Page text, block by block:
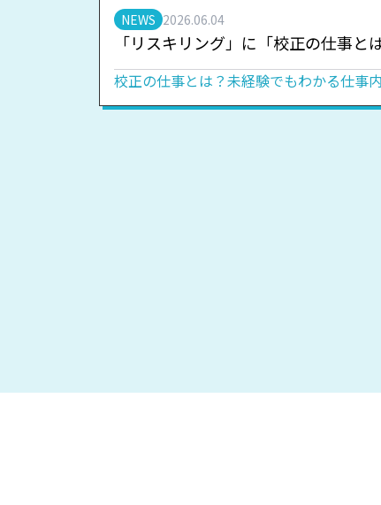
NEWS 2026.06.04
「リスキリング」に「校正の仕事
校正の仕事とは？未経験でもわかる仕事